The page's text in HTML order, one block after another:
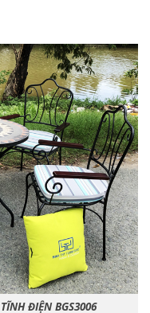
ĐIỆN BGS3006